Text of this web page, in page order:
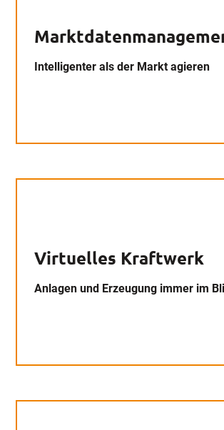
Intelligenter als der Markt agieren
Virtuelles Kraftwerk
Anlagen und Erzeugung immer im